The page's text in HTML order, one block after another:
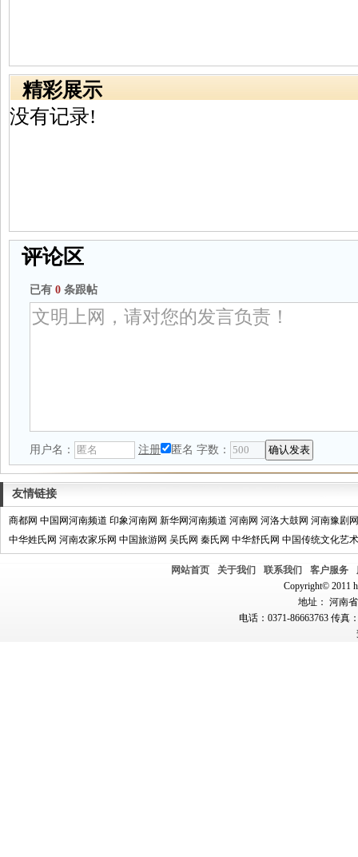
精彩展示
没有记录!
评论区
已有 0 条跟帖
用户名： 注册 匿名 字数：
友情链接
商都网 中国网河南频道 印象河南网 新华网河南频道 河南网 河洛大鼓网 河南豫剧网
中华姓氏网 河南农家乐网 中国旅游网 吴氏网 秦氏网 中华舒氏网 中国传统文化艺
网站首页 关于我们 联系我们 客户服务
Copyright© 2011
地址： 河南
电话：0371-86663763 传真